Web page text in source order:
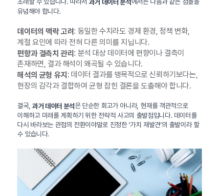
과거 데이터 분석
유념해야 합니다.
데이터의 맥락 고려 : 동일한 수치라도 경제 환경, 정책 변화,
계절 요인에 따라 전혀 다른 의미를 지닙니다.
편향과 결측치 관리 : 분석 대상 데이터에 편향이나 결측이
존재하면, 결과 해석이 왜곡될 수 있습니다.
해석의 균형 유지 : 데이터 결과를 맹목적으로 신뢰하기보다는,
현장의 감각과 결합하여 균형 잡힌 결론을 도출해야 합니다.
결국, 과거 데이터 분석은 단순한 회고가 아니라, 현재를 객관적으로
이해하고 미래를 계획하기 위한 전략적 사고의 출발점입니다. 데이터를
다시 바라보는 관점의 전환이야말로 진정한 ‘가치 재발견’의 출발이라 할
수 있습니다.